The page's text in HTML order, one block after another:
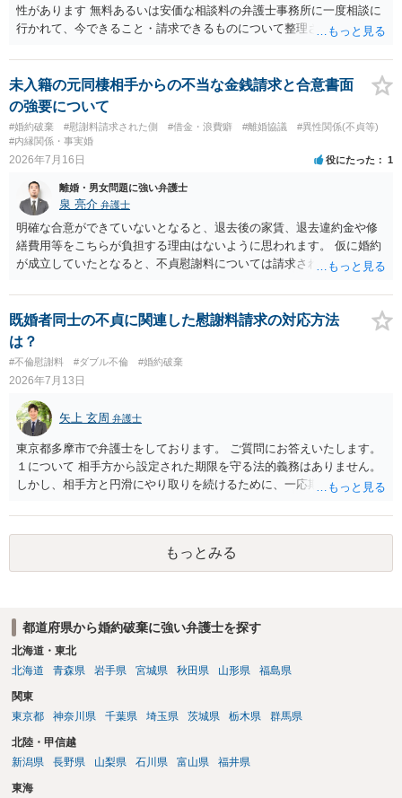
性があります 無料あるいは安価な相談料の弁護士事務所に一度相談に
行かれて、今できること・請求できるものについて整理されるのがよ
未入籍の元同棲相手からの不当な金銭請求と合意書面
の強要について
#婚約破棄 #慰謝料請求された側 #借金・浪費癖 #離婚協議
#異性関係(不貞等)
#内縁関係・事実婚
2026年7月16日 役にたった 1
離婚・男女問題に強い弁護士
泉 亮介 弁護士
明確な合意ができていないとなると、退去後の家賃、退去違約金や修
繕費用等をこちらが負担する理由はないように思われます。 仮に婚約
が成立していたとなると、不貞慰謝料については請求される可能性が
れば早めに弁護士に相談し、弁護士から回答をさせると良いでしょ
う。
既婚者同士の不貞に関連した慰謝料請求の対応方法
は？
#不倫慰謝料 #ダブル不倫 #婚約破棄
2026年7月13日
矢上 玄周 弁護士
東京都多摩市で弁護士をしております。 ご質問にお答えいたします。
１について 相手方から設定された期限を守る法的義務はありません。
しかし、相手方と円滑にやり取りを続けるために、一応期限を守って
が、期限を守らないのもご不安という場合には、「弁護士に相談して
から連絡するので少々お待ちください」という旨の連絡を入れておく
こともあります。 ２について 求償権の請求と婚約破棄の慰謝料請求
は、法的には別の議論ではありますが、事実上の繋がりがないわけで
負担割合が高くなり、婚約破棄の慰謝料も払う必要が生じるという可
能性もないわけではありません。 ただし、法律上重婚は認められてい
ないので、既婚者同士の婚約が成立するかといわれると、成立しない
際には、清算条項という定めを設けることがほとんどです。 清算条項
を定めることによって、「これをもってお互いに今後一切請求しな
い」ことを双方が誓約することになります。 上記はあくまでも一般論
答ができるかと存じます。 弁護士に相談すべき事案かと存じますの
で、お早めにご相談されることをお勧めいたします。
もっとみる
都道府県から婚約破棄に強い弁護士を探す
北海道・東北
北海道
青森県 岩手県 宮城県 秋田県 山形県 福島県
関東
東京都
神奈川県 千葉県 埼玉県 茨城県 栃木県 群馬県
北陸・甲信越
新潟県
長野県 山梨県 石川県 富山県 福井県
東海